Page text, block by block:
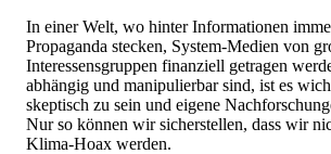
In einer Welt, wo hinter Informationen
Propaganda stecken, System-Medien von
Interessensgruppen finanziell getragen
abhängig und manipulierbar sind, ist es
skeptisch zu sein und eigene
Nur so können wir sicherstellen, dass wir
Klima-Hoax werden.